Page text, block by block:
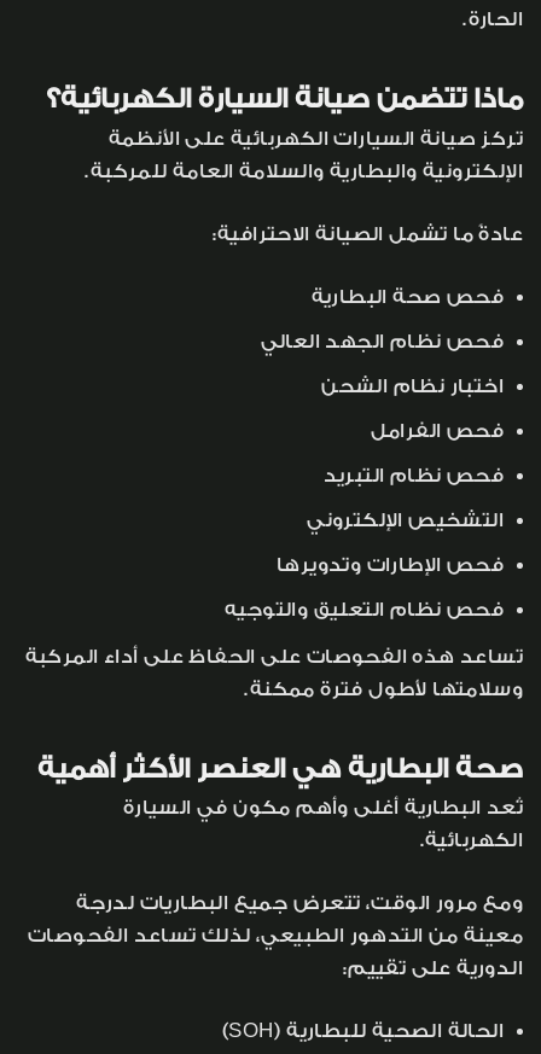
الحارة.
ماذا تتضمن صيانة السيارة الكهربائية؟
تركز صيانة السيارات الكهربائية على الأنظمة
الإلكترونية والبطارية والسلامة العامة للمركبة.
عادةً ما تشمل الصيانة الاحترافية:
فحص صحة البطارية
فحص نظام الجهد العالي
اختبار نظام الشحن
فحص الفرامل
فحص نظام التبريد
التشخيص الإلكتروني
فحص الإطارات وتدويرها
فحص نظام التعليق والتوجيه
تساعد هذه الفحوصات على الحفاظ على أداء المركبة
وسلامتها لأطول فترة ممكنة.
صحة البطارية هي العنصر الأكثر أهمية
تُعد البطارية أغلى وأهم مكون في السيارة
الكهربائية.
ومع مرور الوقت، تتعرض جميع البطاريات لدرجة
معينة من التدهور الطبيعي، لذلك تساعد الفحوصات
الدورية على تقييم:
الحالة الصحية للبطارية (SOH)